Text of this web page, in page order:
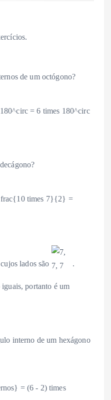
de um octógono?
lados são .
iguais, portanto é um
interno de um hexágono